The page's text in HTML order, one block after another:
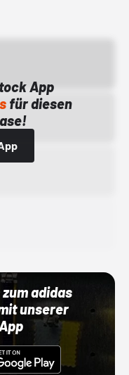
App
für diesen
adidas
unserer